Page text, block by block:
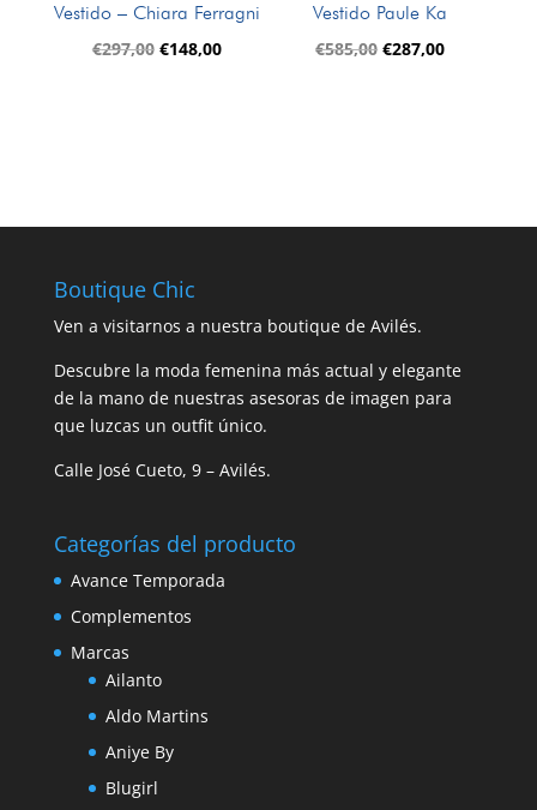
Vestido – Chiara Ferragni
€297,00 El
€148,00El
Vestido Paule Ka
€585,00 El
€287,00El
Boutique Chic
Ven a visitarnos a nuestra boutique de Avilés.
Descubre la moda femenina más actual y elegante
de la mano de nuestras asesoras de imagen para
que luzcas un outfit único.
Calle José Cueto, 9 – Avilés.
Categorías del producto
Avance Temporada
Complementos
Marcas
Ailanto
Aldo Martins
Aniye By
Blugirl